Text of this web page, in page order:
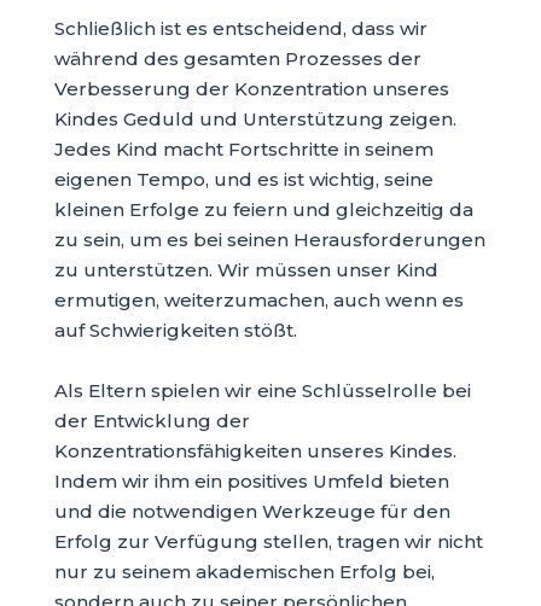
Schließlich ist es entscheidend, dass wir
während des gesamten Prozesses der
Verbesserung der Konzentration unseres
Kindes Geduld und Unterstützung zeigen.
Jedes Kind macht Fortschritte in seinem
eigenen Tempo, und es ist wichtig, seine
kleinen Erfolge zu feiern und gleichzeitig da
zu sein, um es bei seinen Herausforderungen
zu unterstützen. Wir müssen unser Kind
ermutigen, weiterzumachen, auch wenn es
auf Schwierigkeiten stößt.
Als Eltern spielen wir eine Schlüsselrolle bei
der Entwicklung der
Konzentrationsfähigkeiten unseres Kindes.
Indem wir ihm ein positives Umfeld bieten
und die notwendigen Werkzeuge für den
Erfolg zur Verfügung stellen, tragen wir nicht
nur zu seinem akademischen Erfolg bei,